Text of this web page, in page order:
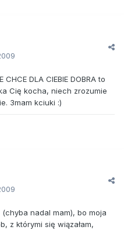
DLA CIEBIE DOBRA to
Cię kocha, niech zrozumie
3mam kciuki :)
nadal mam), bo moja
z którymi się wiązałam,